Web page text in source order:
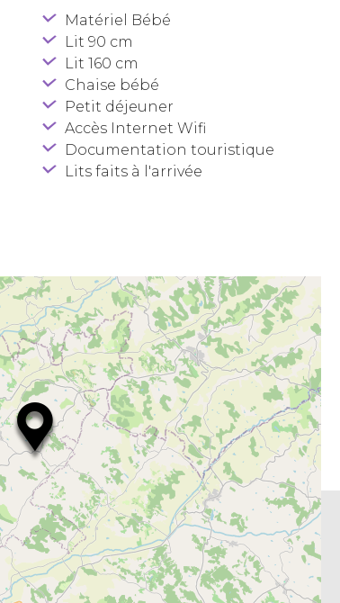
Matériel Bébé
Lit 90 cm
Lit 160 cm
Chaise bébé
Petit déjeuner
Accès Internet Wifi
Documentation touristique
Lits faits à l'arrivée